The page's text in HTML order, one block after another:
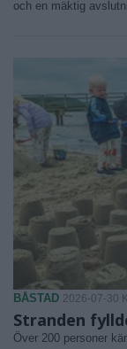
och en mäktig
BÅSTAD 2026-07-30
Stranden
Över 200 personer